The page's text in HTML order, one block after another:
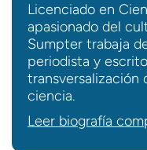
Licenciado en
apasionado del
Sumpter trabaja
periodista y
transversalización
ciencia.
Leer biografía